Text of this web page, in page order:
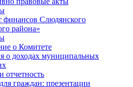
Слюдянского
района»
о Комитете
о доходах муниципальных
отчетность
граждан: презентации